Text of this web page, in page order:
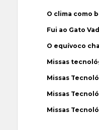
O clima como
Fui ao Gato
O equívoco
Missas
Missas
Missas
Missas